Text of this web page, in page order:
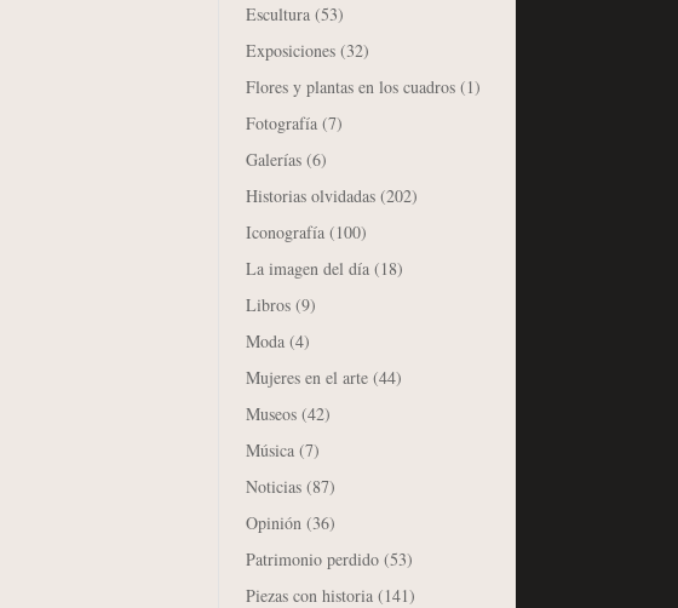
Escultura (53)
Exposiciones (32)
Flores y plantas en los cuadros (1)
Fotografía (7)
Galerías (6)
Historias olvidadas (202)
Iconografía (100)
La imagen del día (18)
Libros (9)
Moda (4)
Mujeres en el arte (44)
Museos (42)
Música (7)
Noticias (87)
Opinión (36)
Patrimonio perdido (53)
Piezas con historia (141)